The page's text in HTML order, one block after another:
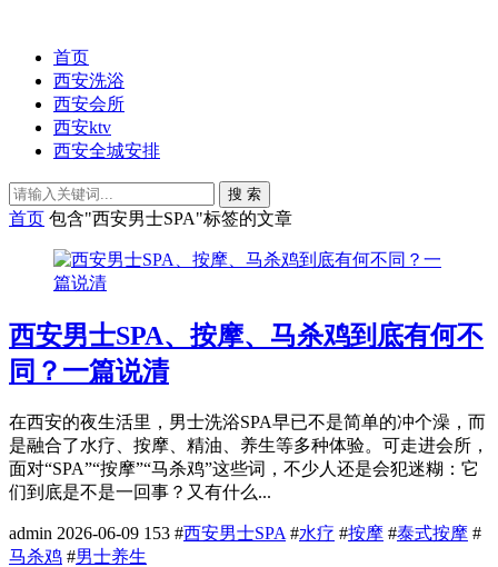
首页
西安洗浴
西安会所
西安ktv
西安全城安排
搜 索
首页 包含"西安男士SPA"标签的文章
西安男士SPA、按摩、马杀鸡到底有何不
同？一篇说清
在西安的夜生活里，男士洗浴SPA早已不是简单的冲个澡，而
是融合了水疗、按摩、精油、养生等多种体验。可走进会所，
面对“SPA”“按摩”“马杀鸡”这些词，不少人还是会犯迷糊：它
们到底是不是一回事？又有什么...
admin 2026-06-09 153 #西安男士SPA #水疗 #按摩 #泰式按摩 #
马杀鸡 #男士养生